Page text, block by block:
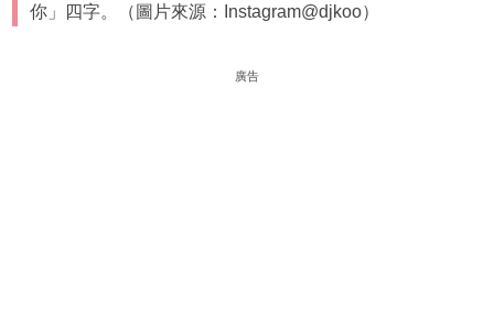
你」四字。（圖片來源：Instagram@djkoo）
廣告